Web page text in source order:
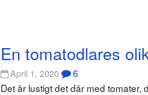
En tomatodlares
April 1, 2020 6
Det är lustigt det där med